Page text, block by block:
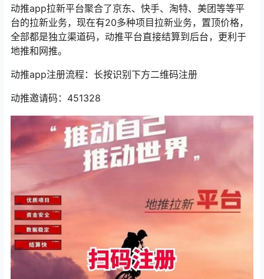
动推app拉新平台聚合了京东、快手、淘特、美团等等平
台的拉新业务，现在有20多种项目拉新业务，置顶价格，
全部都是独立渠道码，动推平台直接结算到后台，更利于
地推和网推。
动推app注册流程：长按识别下方二维码注册
动推邀请码：451328